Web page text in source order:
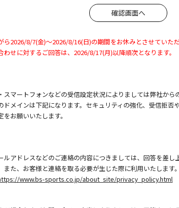
2026/8/7(金)～2026/8/16(日)の期間をお休みとさせていただ
せに対するご回答は、2026/8/17(月)以降順次となります。
マートフォンなどの受信設定状況によりましては弊社から
メインは下記になります。セキュリティの強化、受信拒否
お願いいたします。
ルアドレスなどのご連絡の内容につきましては、回答を差
た、お客様と連絡を取る必要が生じた際に利用いたします。
www.bs-sports.co.jp/about_site/privacy_policy.html